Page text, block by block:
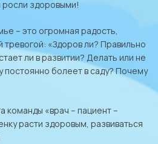
здоровыми!
– это огромная радость,
«Здоров ли? Правильно
ли в развитии? Делать или не
постоянно болеет в саду? Почему
команды «врач – пациент –
расти здоровым, развиваться